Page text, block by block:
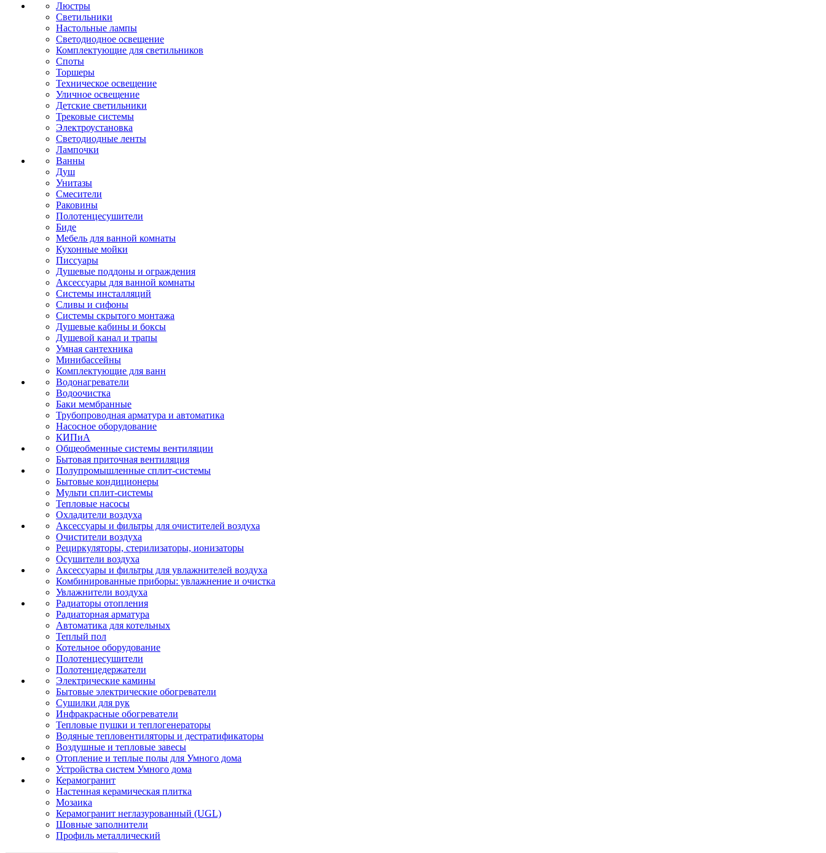
Люстры
Светильники
Настольные лампы
Светодиодное освещение
Комплектующие для светильников
Споты
Торшеры
Техническое освещение
Уличное освещение
Детские светильники
Трековые системы
Электроустановка
Светодиодные ленты
Лампочки
Ванны
Душ
Унитазы
Смесители
Раковины
Полотенцесушители
Биде
Мебель для ванной комнаты
Кухонные мойки
Писсуары
Душевые поддоны и ограждения
Аксессуары для ванной комнаты
Системы инсталляций
Сливы и сифоны
Системы скрытого монтажа
Душевые кабины и боксы
Душевой канал и трапы
Умная сантехника
Минибассейны
Комплектующие для ванн
Водонагреватели
Водоочистка
Баки мембранные
Трубопроводная арматура и автоматика
Насосное оборудование
КИПиА
Общеобменные системы вентиляции
Бытовая приточная вентиляция
Полупромышленные сплит-системы
Бытовые кондиционеры
Мульти сплит-системы
Тепловые насосы
Охладители воздуха
Аксессуары и фильтры для очистителей воздуха
Очистители воздуха
Рециркуляторы, стерилизаторы, ионизаторы
Осушители воздуха
Аксессуары и фильтры для увлажнителей воздуха
Комбинированные приборы: увлажнение и очистка
Увлажнители воздуха
Радиаторы отопления
Радиаторная арматура
Автоматика для котельных
Теплый пол
Котельное оборудование
Полотенцесушители
Полотенцедержатели
Электрические камины
Бытовые электрические обогреватели
Сушилки для рук
Инфракрасные обогреватели
Тепловые пушки и теплогенераторы
Водяные тепловентиляторы и дестратификаторы
Воздушные и тепловые завесы
Отопление и теплые полы для Умного дома
Устройства систем Умного дома
Керамогранит
Настенная керамическая плитка
Мозаика
Керамогранит неглазурованный (UGL)
Шовные заполнители
Профиль металлический